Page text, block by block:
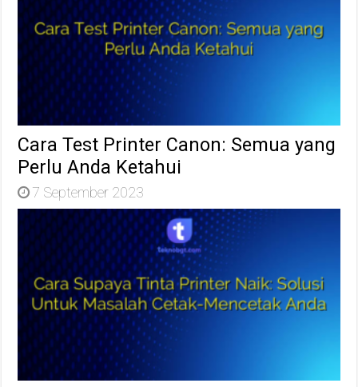
Cara Test Printer Canon: Semua yang
Perlu Anda Ketahui
7 September 2023